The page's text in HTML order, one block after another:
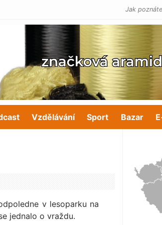
Jak
Vzdělávání Sport Bazar
v lesoparku na
jednalo o vraždu.